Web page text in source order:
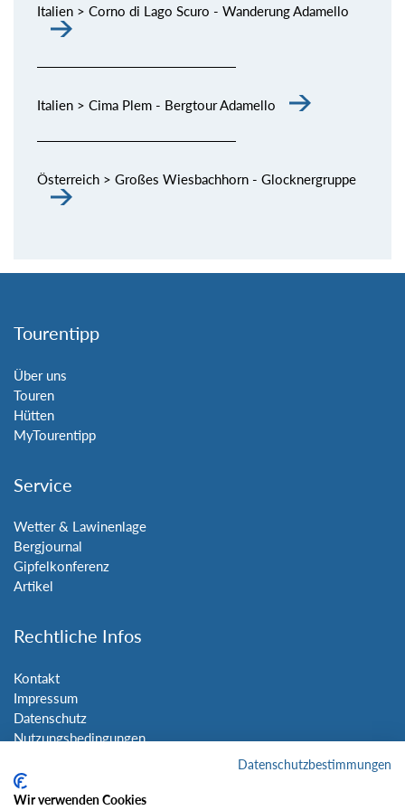
Italien > Corno di Lago Scuro - Wanderung Adamello
Italien > Cima Plem - Bergtour Adamello
Österreich > Großes Wiesbachhorn - Glocknergruppe
Tourentipp
Über uns
Touren
Hütten
MyTourentipp
Service
Wetter & Lawinenlage
Bergjournal
Gipfelkonferenz
Artikel
Rechtliche Infos
Kontakt
Impressum
Datenschutz
Nutzungsbedingungen
Datenschutzbestimmungen
Wir verwenden Cookies